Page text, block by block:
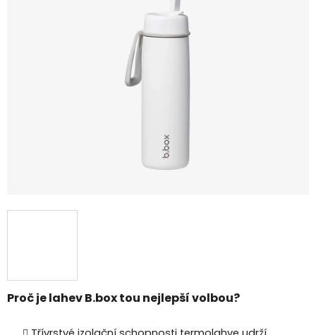
Proč je lahev B.box tou nejlepší volbou?